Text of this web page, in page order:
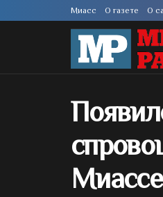
Миасс О газете О
Миассе